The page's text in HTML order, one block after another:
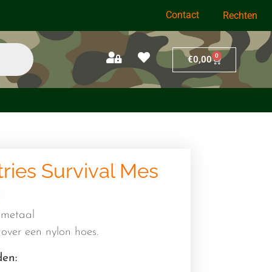
Contact Rechten
€0,00 0
Survival Mes
een nylon hoes.